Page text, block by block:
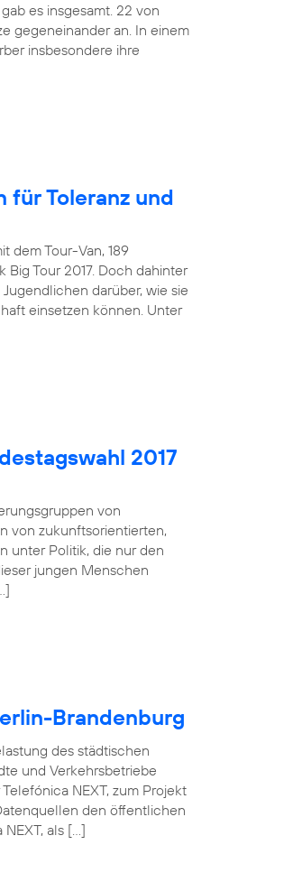
es insgesamt. 22 von
gegeneinander an. In einem
insbesondere ihre
Toleranz und
dem Tour-Van, 189
Tour 2017. Doch dahinter
darüber, wie sie
einsetzen können. Unter
2017
von
von zukunftsorientierten,
unter Politik, die nur den
jungen Menschen
Brandenburg
des städtischen
und Verkehrsbetriebe
NEXT, zum Projekt
den öffentlichen
als […]